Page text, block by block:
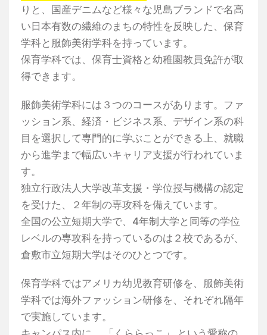
りと、国産デニムなど様々な児島ブランドで名高
い日本有数の繊維のまちの特性を反映した、保育
学科と服飾美術学科を持っています。
保育学科では、保育士資格と幼稚園教員免許が取
得できます。
服飾美術学科には３つのコースがあります。ファ
ッション系、経済・ビジネス系、デザイン系の科
目を選択して専門的に学ぶことができる上、就職
から進学まで幅広いキャリア支援が行われていま
す。
独立行政法人大学改革支援・学位授与機構の認定
を受けた、２年制の専攻科を備えています。
全国の公立短期大学で、4年制大学と同等の学位
レベルの専攻科を持っているのは２校であるが、
倉敷市立短期大学はそのひとつです。
保育学科ではアメリカ幼児教育研修を、服飾美術
学科では海外ファッション研修を、それぞれ隔年
で実施しています。